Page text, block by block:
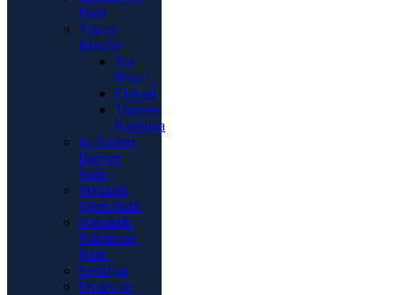
Hattı
Yüzey
İşlemler
Toz
Boya
Eloksal
Transfer
Kaplama
Isı Yalıtım
Bariyer
Hattı
Mekanik
İşlem Hattı
Otomatik
Paketleme
Hattı
Sevkiyat
Proses ve